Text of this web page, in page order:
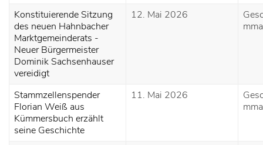
Konstituierende Sitzung
des neuen Hahnbacher
Marktgemeinderats -
Neuer Bürgermeister
Dominik Sachsenhauser
vereidigt
12. Mai 2026
mma
Stammzellenspender
Florian Weiß aus
Kümmersbuch erzählt
seine Geschichte
11. Mai 2026
mma